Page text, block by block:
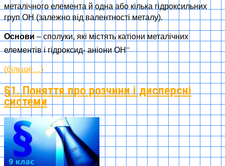
металічного елемента й одна або кілька гідроксильних
груп OH (залежно від валентності металу).
Основи – сполуки, які містять катіони металічних
елементів і гідроксид- аніони ОН–
(більше…)
§1. Поняття про розчини і дисперсні
системи